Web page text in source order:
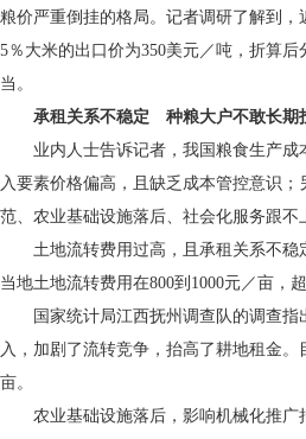
粮价严重倒挂的格局。记者调研了解到
5％大米的出口价为350美元／吨，折算
当。
承租关系不稳定 种粮大户不敢长期
业内人士告诉记者，我国粮食生产成
入要素价格偏高，且缺乏成本管控意识
范、农业基础设施落后、社会化服务跟不
土地流转费用过高，且承租关系不稳
当地土地流转费用在800到1000元／亩，
国家统计局江西抚州调查队的调查指
入，加剧了流转竞争，抬高了耕地租金
亩。
农业基础设施落后，影响机械化推广